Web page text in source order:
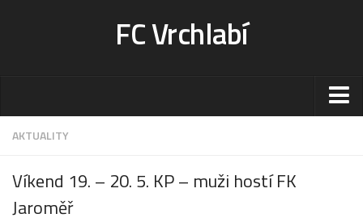
FC Vrchlabí
Stadion
Kontakt-rezervace
Ceník
AKTUALITY
Víkend 19. – 20. 5. KP – muži hostí FK
Jaroměř